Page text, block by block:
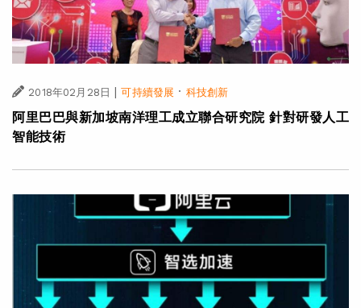
2018年02月28日 | 可持續發展 · 科技創新
阿里巴巴與新加坡南洋理工成立聯合研究院 針對研發人工
智能技術